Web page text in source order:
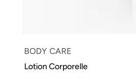
BODY CARE
Lotion Corporelle